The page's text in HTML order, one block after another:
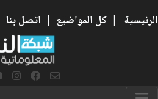
الرئيسية | كل المواضيع | اتصل بنا